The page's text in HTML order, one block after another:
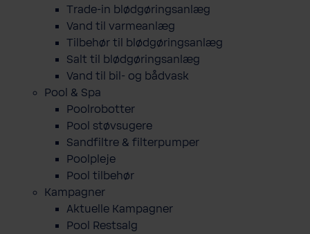
Trade-in blødgøringsanlæg
Vand til varmeanlæg
Tilbehør til blødgøringsanlæg
Salt til blødgøringsanlæg
Vand til bil- og bådvask
Pool & Spa
Poolrobotter
Pool støvsugere
Sandfiltre & filterpumper
Poolpleje
Pool tilbehør
Kampagner
Aktuelle Kampagner
Pool Restsalg